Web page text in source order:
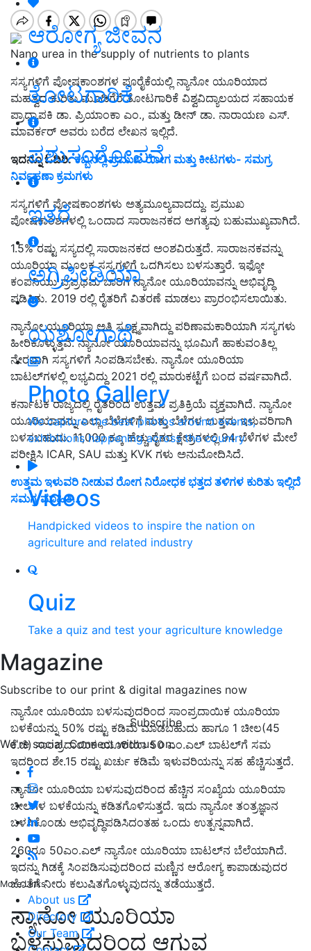
ಆರೋಗ್ಯ ಜೀವನ
ತೋಟಗಾರಿಕೆ
ಪಶುಸಂಗೋಪನೆ
ಇತರೆ
ಅಗ್ರಿಪೀಡಿಯಾ
ಯಶೋಗಾಥೆ
Photo Gallery
We capture the best photos around events,
exhibitions happening across the country
Videos
Handpicked videos to inspire the nation on
agriculture and related industry
Quiz
Take a quiz and test your agriculture knowledge
Magazine
Subscribe to our print & digital magazines now
Subscribe
We're social. Connect with us on:
More Links
About us
Directory
Our Team
Nano urea in the supply of nutrients to plants
ಸಸ್ಯಗಳಿಗೆ ಪೋಷಕಾಂಶಗಳ ಪೂರೈಕೆಯಲ್ಲಿ ನ್ಯಾನೋ ಯೂರಿಯಾದ
ಮಹತ್ವದ ಕುರಿತು ಮೂಡಿಗೆರೆ ತೋಟಗಾರಿಕೆ ವಿಶ್ವವಿದ್ಯಾಲಯದ ಸಹಾಯಕ
ಪ್ರಾಧ್ಯಾಪಕಿ ಡಾ. ಪ್ರಿಯಾಂಕಾ ಎಂ., ಮತ್ತು ಡೀನ್‌ ಡಾ. ನಾರಾಯಣ ಎಸ್‌.
ಮಾವರ್ಕರ್‌ ಅವರು ಬರೆದ ಲೇಖನ ಇಲ್ಲಿದೆ.
ಇದನ್ನೂ ಓದಿರಿ:ಕಬ್ಬಿನಲ್ಲಿ ಪ್ರಮುಖ ರೋಗ ಮತ್ತು ಕೀಟಗಳು- ಸಮಗ್ರ
ನಿರ್ವಹಣಾ ಕ್ರಮಗಳು
ಸಸ್ಯಗಳಿಗೆ ಪೋಷಕಾಂಶಗಳು ಅತ್ಯಮೂಲ್ಯವಾದದ್ದು. ಪ್ರಮುಖ
ಪೋಷಕಾಂಶಗಳಲ್ಲಿ ಒಂದಾದ ಸಾರಾಜನಕದ ಅಗತ್ಯವು ಬಹುಮುಖ್ಯವಾಗಿದೆ.
1.5% ರಷ್ಟು ಸಸ್ಯದಲ್ಲಿ ಸಾರಾಜನಕದ ಅಂಶವಿರುತ್ತದೆ. ಸಾರಾಜನಕವನ್ನು
ಯೂರಿಯಾ ಮೂಲಕ ಸಸ್ಯಗಳಿಗೆ ಒದಗಿಸಲು ಬಳಸುತ್ತಾರೆ. ಇಫ್ಕೋ
ಕಂಪನಿಯು ಪ್ರಪ್ರಥಮ ಬಾರಿಗೆ ನ್ಯಾನೋ ಯೂರಿಯಾವನ್ನು ಅಭಿವೃದ್ಧಿ
ಪಡಿಸಿತು. 2019 ರಲ್ಲಿ ರೈತರಿಗೆ ವಿತರಣೆ ಮಾಡಲು ಪ್ರಾರಂಭಿಸಲಾಯಿತು.
ನ್ಯಾನೋ ಯೂರಿಯಾ ಅತಿ ಸೂಕ್ಷ್ಮವಾಗಿದ್ದು ಪರಿಣಾಮಕಾರಿಯಾಗಿ ಸಸ್ಯಗಳು
ಹೀರಿಕೊಳ್ಳುತ್ತವೆ. ನ್ಯಾನೋ ಯೂರಿಯಾವನ್ನು ಭೂಮಿಗೆ ಹಾಕುವಂತಿಲ್ಲ
ನೇರವಾಗಿ ಸಸ್ಯಗಳಿಗೆ ಸಿಂಪಡಿಸಬೇಕು. ನ್ಯಾನೋ ಯೂರಿಯಾ
ಬಾಟಲ್‌ಗಳಲ್ಲಿ ಲಭ್ಯವಿದ್ದು 2021 ರಲ್ಲಿ ಮಾರುಕಟ್ಟೆಗೆ ಬಂದ ವರ್ಷವಾಗಿದೆ.
ಕರ್ನಾಟಕ ರಾಜ್ಯದಲ್ಲಿ ರೈತರಿಂದ ಉತ್ತಮ ಪ್ರತಿಕ್ರಿಯೆ ವ್ಯಕ್ತವಾಗಿದೆ. ನ್ಯಾನೋ
ಯೂರಿಯಾವನ್ನು ಎಲ್ಲಾ ಬೆಳೆಗಳಿಗೆ ಮತ್ತು ಬೆಳೆಗಳ ಉತ್ತಮ ಇಳುವರಿಗಾಗಿ
ಬಳಸಬಹುದು. 11,000 ಕ್ಕೂ ಹೆಚ್ಚು ರೈತರ ಕ್ಷೇತ್ರಗಳಲ್ಲಿ 94 ಬೆಳೆಗಳ ಮೇಲೆ
ಪರೀಕ್ಷಿಸಿ ICAR, SAU ಮತ್ತು KVK ಗಳು ಅನುಮೋದಿಸಿದೆ.
ಉತ್ತಮ ಇಳುವರಿ ನೀಡುವ ರೋಗ ನಿರೋಧಕ ಭತ್ತದ ತಳಿಗಳ ಕುರಿತು ಇಲ್ಲಿದೆ
ಸಮಗ್ರ ಮಾಹಿತಿ…
ನ್ಯಾನೋ ಯೂರಿಯಾ ಬಳಸುವುದರಿಂದ ಸಾಂಪ್ರದಾಯಿಕ ಯೂರಿಯಾ
ಬಳಕೆಯನ್ನು 50% ರಷ್ಟು ಕಡಿಮೆ ಮಾಡಬಹುದು ಹಾಗೂ 1 ಚೀಲ(45
ಕೆ.ಜಿ) ಸಾಂಪ್ರದಾಯಿಕ ಯೂರಿಯಾ 50 ಎಂ.ಎಲ್ ಬಾಟಲ್‌ಗೆ ಸಮ
ಇದರಿಂದ ಶೇ.15 ರಷ್ಟು ಖರ್ಚು ಕಡಿಮೆ ಇಳುವರಿಯನ್ನು ಸಹ ಹೆಚ್ಚಿಸುತ್ತದೆ.
ನ್ಯಾನೋ ಯೂರಿಯಾ ಬಳಸುವುದರಿಂದ ಹೆಚ್ಚಿನ ಸಂಖ್ಯೆಯ ಯೂರಿಯಾ
ಚೀಲಗಳ ಬಳಕೆಯನ್ನು ಕಡಿತಗೊಳಿಸುತ್ತದೆ. ಇದು ನ್ಯಾನೋ ತಂತ್ರಜ್ಞಾನ
ಬಳಸಿಕೊಂಡು ಅಭಿವೃದ್ಧಿಪಡಿಸಿದಂತಹ ಒಂದು ಉತ್ಪನ್ನವಾಗಿದೆ.
260ರೂ 50ಎಂ.ಎಲ್ ನ್ಯಾನೋ ಯೂರಿಯಾ ಬಾಟಲ್‌ನ ಬೆಲೆಯಾಗಿದೆ.
ಇದನ್ನು ಗಿಡಕ್ಕೆ ಸಿಂಪಡಿಸುವುದರಿಂದ ಮಣ್ಣಿನ ಆರೋಗ್ಯ ಕಾಪಾಡುವುದರ
ಜೊತೆಗೆ ನೀರು ಕಲುಷಿತಗೊಳ್ಳುವುದನ್ನು ತಡೆಯುತ್ತದೆ.
ನ್ಯಾನೋ ಯೂರಿಯಾ
ಬಳಸುವುದರಿಂದ ಆಗುವ